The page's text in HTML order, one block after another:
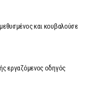
και κουβαλούσε
εργαζόμενος οδηγός